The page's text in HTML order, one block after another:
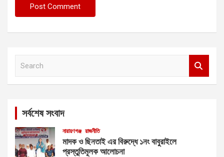
সর্বশেষ সংবাদ
নারায়ণগঞ্জ রাজনীতি
মাদক ও ছিনতাই এর বিরুদ্ধে ১নং বাবুরাইলে
প্রস্তুতিমূলক আলোচনা